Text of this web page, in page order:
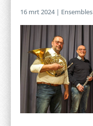
16 mrt 2024| Ensembles